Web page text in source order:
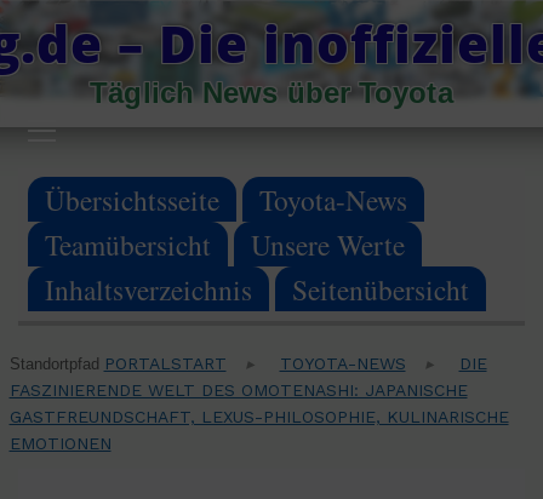
Skip
to
content
– Die
Täglich News über Toyota
Primary
Übersichtsseite
Toyota-News
Teamübersicht
Unsere Werte
Inhaltsverzeichnis
Seitenübersicht
Standortpfad PORTALSTART ▸ TOYOTA-NEWS ▸
DIE
FASZINIERENDE WELT DES OMOTENASHI: JAPANISCHE
GASTFREUNDSCHAFT, LEXUS-PHILOSOPHIE, KULINARISCHE
EMOTIONEN